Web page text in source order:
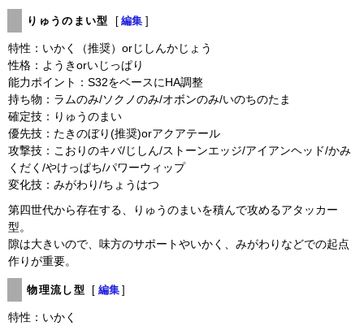
りゅうのまい型 [ 編集 ]
特性：いかく（推奨）orじしんかじょう
性格：ようきorいじっぱり
能力ポイント：S32をベースにHA調整
持ち物：ラムのみ/ソクノのみ/オボンのみ/いのちのたま
確定技：りゅうのまい
優先技：たきのぼり(推奨)orアクアテール
攻撃技：こおりのキバ/じしん/ストーンエッジ/アイアンヘッド/かみ
くだく/やけっぱち/パワーウィップ
変化技：みがわり/ちょうはつ
第四世代から存在する、りゅうのまいを積んで攻めるアタッカー
型。
隙は大きいので、味方のサポートやいかく、みがわりなどでの起点
作りが重要。
物理流し型 [ 編集 ]
特性：いかく